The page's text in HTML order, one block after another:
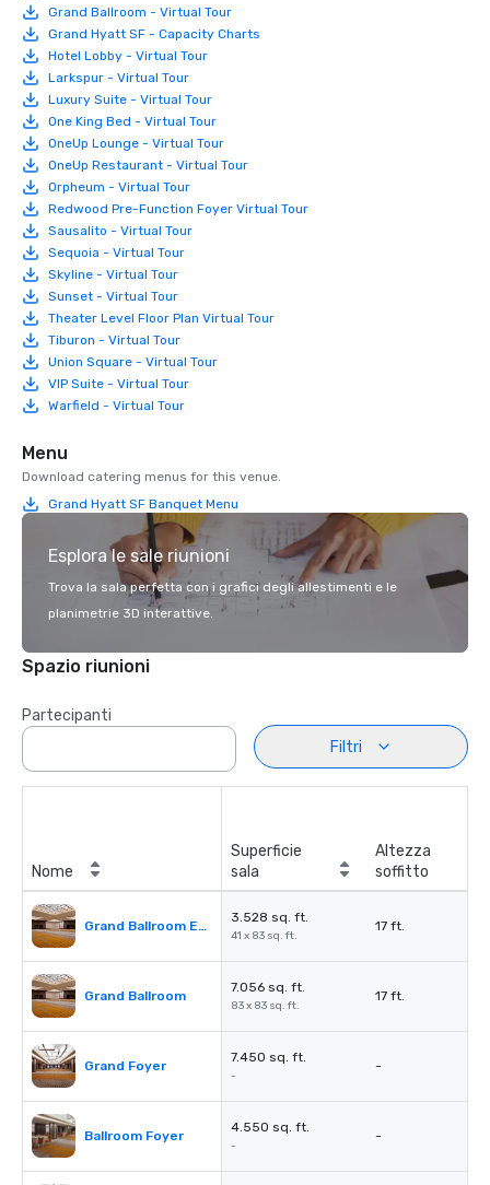
Grand Ballroom - Virtual Tour
Grand Hyatt SF - Capacity Charts
Hotel Lobby - Virtual Tour
Larkspur - Virtual Tour
Luxury Suite - Virtual Tour
One King Bed - Virtual Tour
OneUp Lounge - Virtual Tour
OneUp Restaurant - Virtual Tour
Orpheum - Virtual Tour
Redwood Pre-Function Foyer Virtual Tour
Sausalito - Virtual Tour
Sequoia - Virtual Tour
Skyline - Virtual Tour
Sunset - Virtual Tour
Theater Level Floor Plan Virtual Tour
Tiburon - Virtual Tour
Union Square - Virtual Tour
VIP Suite - Virtual Tour
Warfield - Virtual Tour
Menu
Download catering menus for this venue.
Grand Hyatt SF Banquet Menu
Esplora le sale riunioni
Trova la sala perfetta con i grafici degli allestimenti e le
planimetrie 3D interattive.
Spazio riunioni
Partecipanti
Filtri
Nome
Superficie
sala
Altezza
soffitto
Grand Ballroom East or West
3.528 sq. ft.
41 x 83 sq. ft.
17 ft.
Grand Ballroom
7.056 sq. ft.
83 x 83 sq. ft.
17 ft.
Grand Foyer
7.450 sq. ft.
-
-
Ballroom Foyer
4.550 sq. ft.
-
-